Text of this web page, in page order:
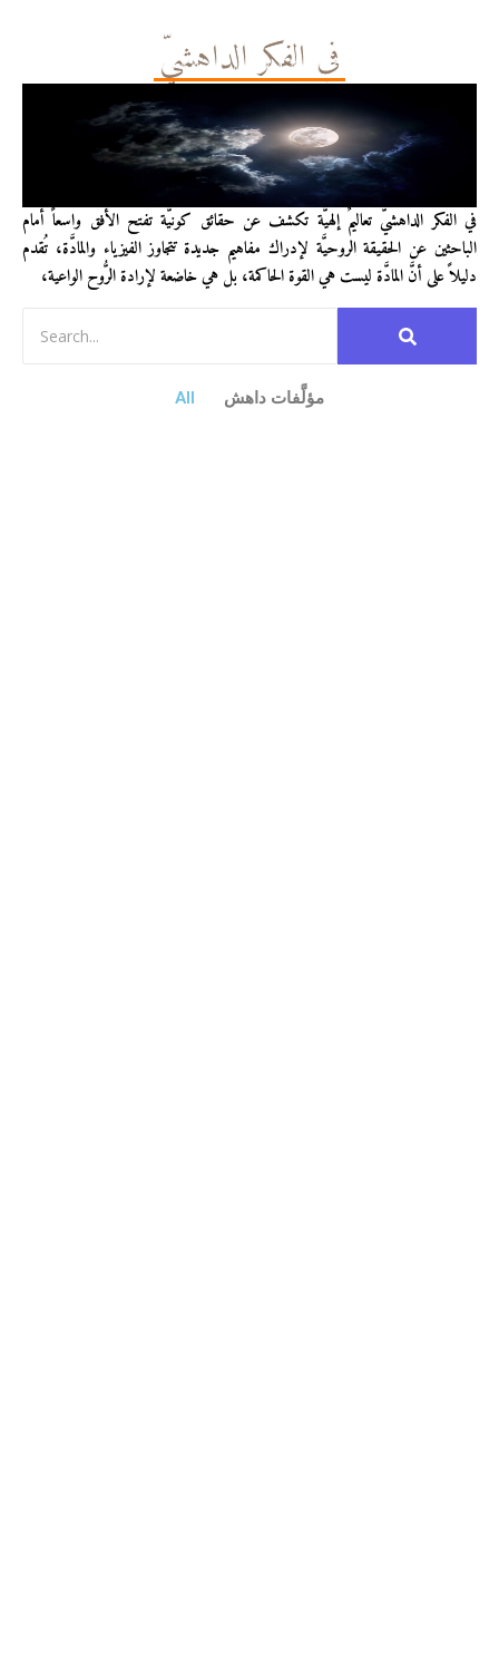
في الفكر الداهشيّ
في الفكر الداهشيّ تعاليمٌ إلهيَّة تكشف عن حقائق كونيَّة تفتح الأفق واسعاً أمام
الباحثين عن الحقيقة الروحيَّة لإدراك مفاهيم جديدة تتجاوز الفيزياء والمادَّة، تُقدم
دليلاً على أنَّ المادَّة ليست هي القوة الحاكمة، بل هي خاضعة لإرادة الرُّوح الواعية،
All مؤلَّفات داهش